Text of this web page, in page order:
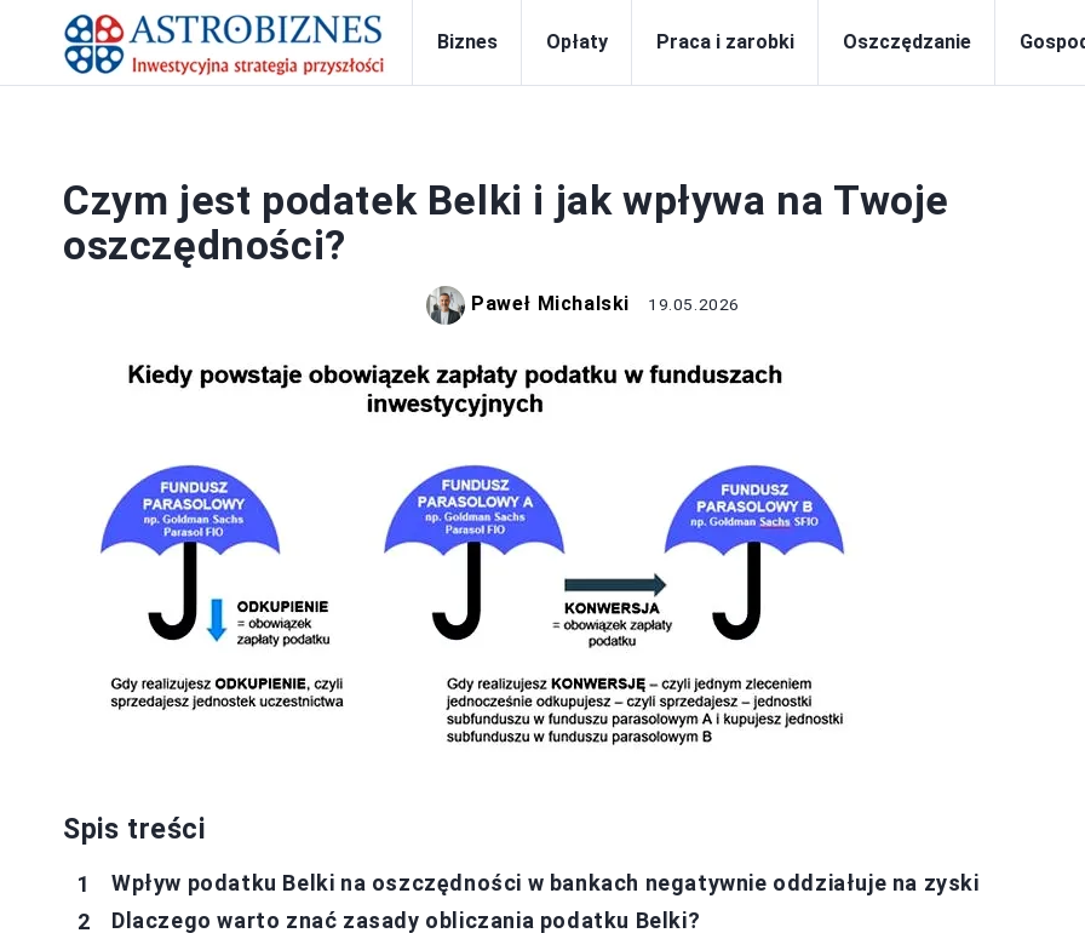
Biznes Opłaty Praca i zarobki Oszczędzanie
Czym jest podatek Belki i jak wpływa na Twoje
oszczędności?
Paweł Michalski 19.05.2026
Spis treści
Wpływ podatku Belki na oszczędności w bankach negatywnie oddziałuje na zyski
Dlaczego warto znać zasady obliczania podatku Belki?